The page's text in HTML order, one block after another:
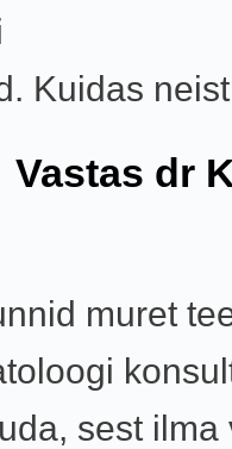
Kuidas
Vastas dr
muret
sest ilma